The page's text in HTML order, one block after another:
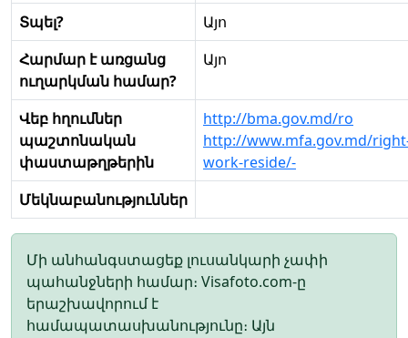
Տպել?
Այո
Հարմար է առցանց
ուղարկման համար?
Այո
Վեբ հղումներ
պաշտոնական
փաստաթղթերին
http://bma.gov.md/ro
http://www.mfa.gov.md/
work-reside/-
Մեկնաբանություններ
Մի անհանգստացեք լուսանկարի չափի
պահանջների համար։ Visafoto.com-ը
երաշխավորում է
համապատասխանությունը։ Այն